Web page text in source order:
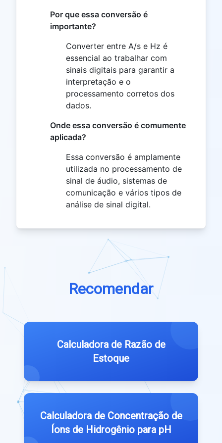
Por que essa conversão é
importante?
Converter entre A/s e Hz é
essencial ao trabalhar com
sinais digitais para garantir a
interpretação e o
processamento corretos dos
dados.
Onde essa conversão é comumente
aplicada?
Essa conversão é amplamente
utilizada no processamento de
sinal de áudio, sistemas de
comunicação e vários tipos de
análise de sinal digital.
Recomendar
Calculadora de Razão de
Estoque
Calculadora de Concentração de
Íons de Hidrogênio para pH